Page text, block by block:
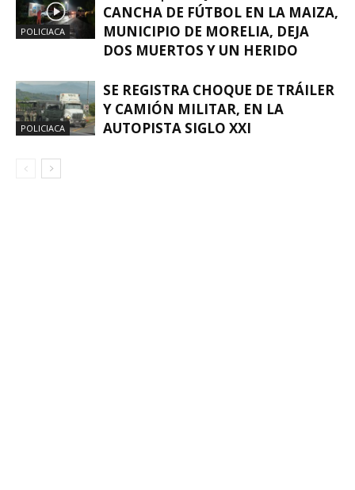
POLICIACA
CANCHA DE FÚTBOL EN LA MAIZA,
MUNICIPIO DE MORELIA, DEJA
DOS MUERTOS Y UN HERIDO
POLICIACA
SE REGISTRA CHOQUE DE TRÁILER
Y CAMIÓN MILITAR, EN LA
AUTOPISTA SIGLO XXI